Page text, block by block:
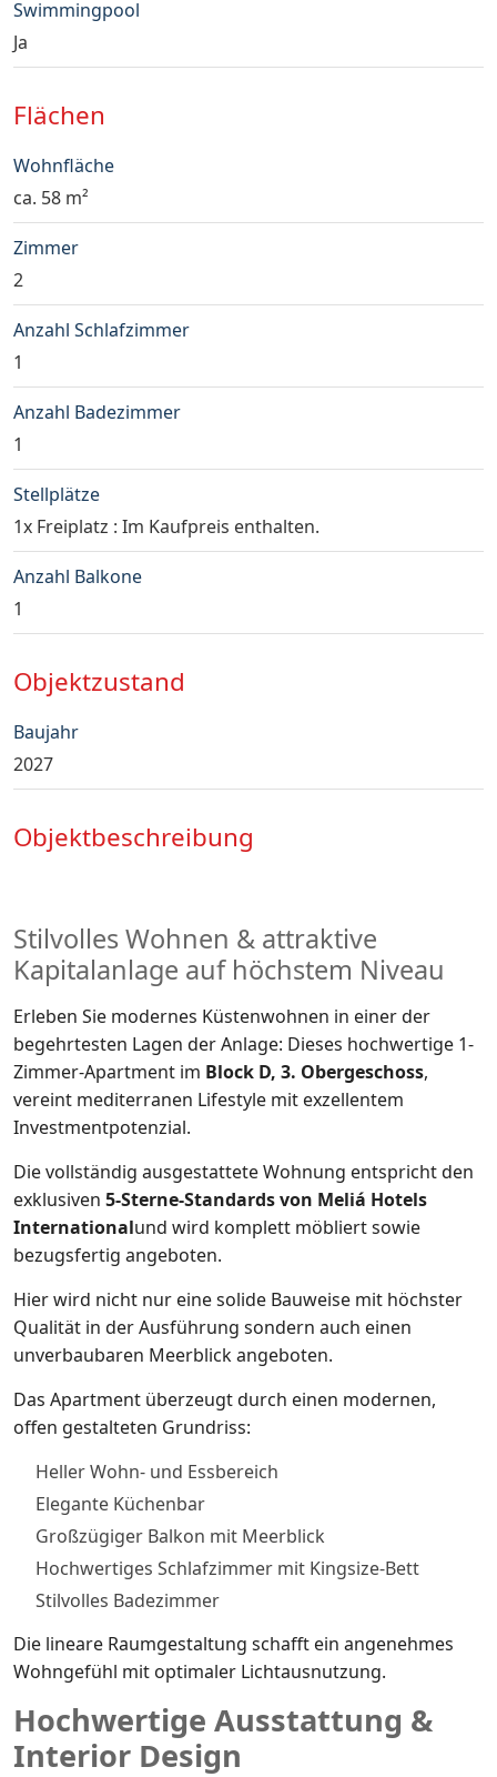
Swimmingpool
Ja
Flächen
Wohnfläche
ca. 58 m²
Zimmer
2
Anzahl Schlafzimmer
1
Anzahl Badezimmer
1
Stellplätze
1x Freiplatz : Im Kaufpreis enthalten.
Anzahl Balkone
1
Objektzustand
Baujahr
2027
Objektbeschreibung
Stilvolles Wohnen & attraktive
Kapitalanlage auf höchstem Niveau
Erleben Sie modernes Küstenwohnen in einer der
begehrtesten Lagen der Anlage: Dieses hochwertige 1-
Zimmer-Apartment im Block D, 3. Obergeschoss,
vereint mediterranen Lifestyle mit exzellentem
Investmentpotenzial.
Die vollständig ausgestattete Wohnung entspricht den
exklusiven 5-Sterne-Standards von Meliá Hotels
Internationalund wird komplett möbliert sowie
bezugsfertig angeboten.
Hier wird nicht nur eine solide Bauweise mit höchster
Qualität in der Ausführung sondern auch einen
unverbaubaren Meerblick angeboten.
Das Apartment überzeugt durch einen modernen,
offen gestalteten Grundriss:
Heller Wohn- und Essbereich
Elegante Küchenbar
Großzügiger Balkon mit Meerblick
Hochwertiges Schlafzimmer mit Kingsize-Bett
Stilvolles Badezimmer
Die lineare Raumgestaltung schafft ein angenehmes
Wohngefühl mit optimaler Lichtausnutzung.
Hochwertige Ausstattung &
Interior Design